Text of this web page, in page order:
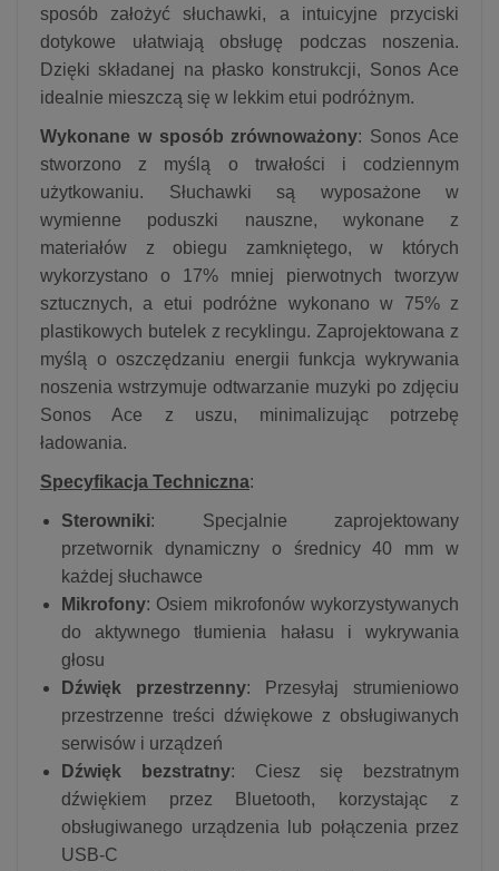
sposób założyć słuchawki, a intuicyjne przyciski
dotykowe ułatwiają obsługę podczas noszenia.
Dzięki składanej na płasko konstrukcji, Sonos Ace
idealnie mieszczą się w lekkim etui podróżnym.
Wykonane w sposób zrównoważony: Sonos Ace
stworzono z myślą o trwałości i codziennym
użytkowaniu. Słuchawki są wyposażone w
wymienne poduszki nauszne, wykonane z
materiałów z obiegu zamkniętego, w których
wykorzystano o 17% mniej pierwotnych tworzyw
sztucznych, a etui podróżne wykonano w 75% z
plastikowych butelek z recyklingu. Zaprojektowana z
myślą o oszczędzaniu energii funkcja wykrywania
noszenia wstrzymuje odtwarzanie muzyki po zdjęciu
Sonos Ace z uszu, minimalizując potrzebę
ładowania.
Specyfikacja Techniczna:
Sterowniki: Specjalnie zaprojektowany
przetwornik dynamiczny o średnicy 40 mm w
każdej słuchawce
Mikrofony: Osiem mikrofonów wykorzystywanych
do aktywnego tłumienia hałasu i wykrywania
głosu
Dźwięk przestrzenny: Przesyłaj strumieniowo
przestrzenne treści dźwiękowe z obsługiwanych
serwisów i urządzeń
Dźwięk bezstratny: Ciesz się bezstratnym
dźwiękiem przez Bluetooth, korzystając z
obsługiwanego urządzenia lub połączenia przez
USB-C